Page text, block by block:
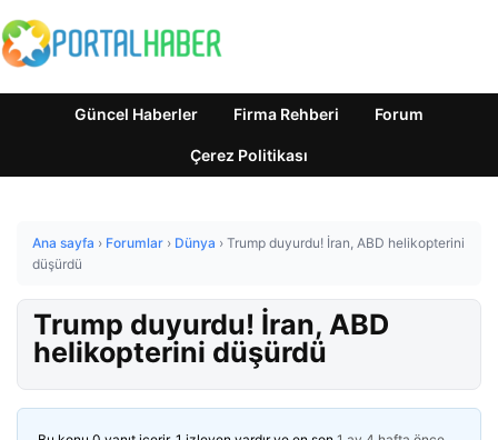
Güncel Haberler Firma Rehberi Forum
Çerez Politikası
Ana sayfa › Forumlar › Dünya › Trump duyurdu! İran, ABD helikopterini
düşürdü
Trump duyurdu! İran, ABD
helikopterini düşürdü